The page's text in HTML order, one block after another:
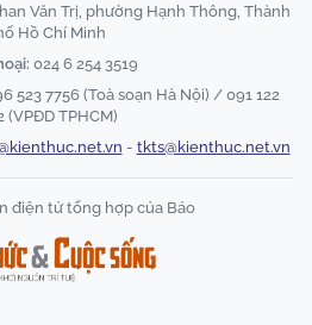
Văn Trị, phường Hạnh Thông, Thành
Hồ Chí Minh
024 6 254 3519
523 7756 (Toà soạn Hà Nội) / 091 122
(VPĐD TPHCM)
- tkts@kienthuc.net.vn
điện tử tổng hợp của Báo